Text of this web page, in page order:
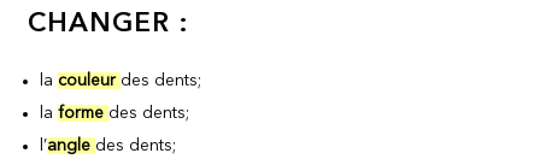
CHANGER :
la couleur des dents;
laforme des dents;
l’angle des dents;